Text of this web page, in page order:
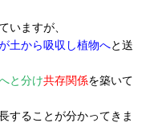
いますが、
土から吸収し植物へと送
と分け共存関係を築いて
することが分かってきま